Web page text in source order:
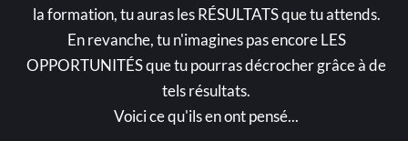
la formation, tu auras les RÉSULTATS que tu attends.
En revanche, tu n'imagines pas encore LES
OPPORTUNITÉS que tu pourras décrocher grâce à de
tels résultats.
Voici ce qu'ils en ont pensé...